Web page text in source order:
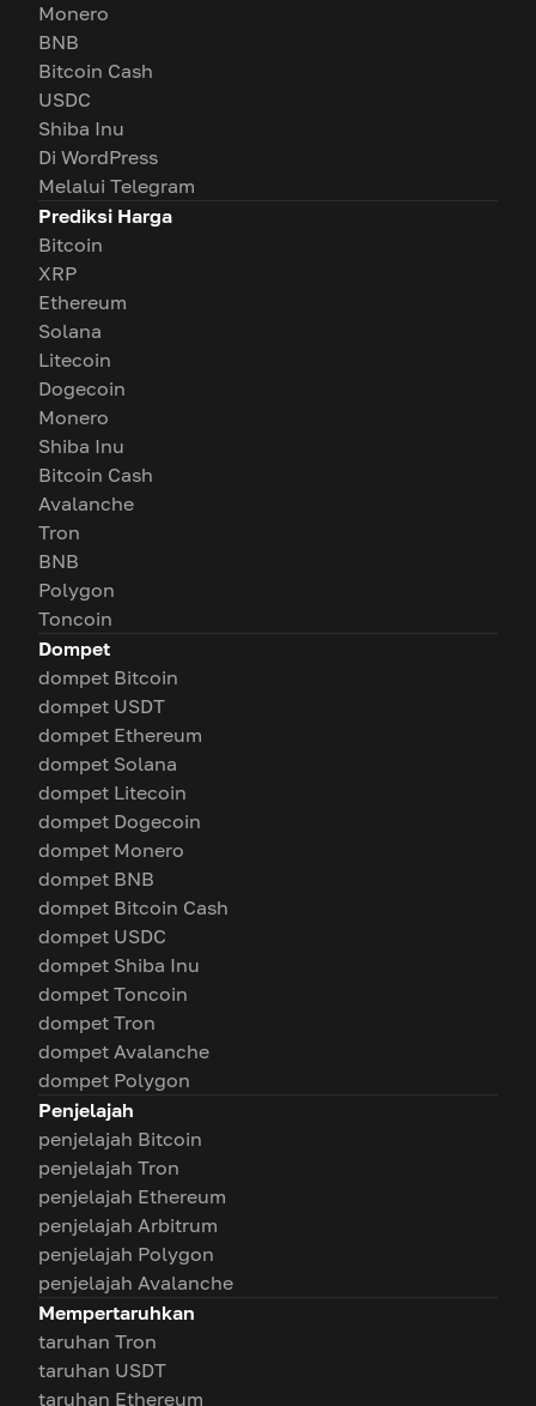
Monero
BNB
Bitcoin Cash
USDC
Shiba Inu
Di WordPress
Melalui Telegram
Prediksi Harga
Bitcoin
XRP
Ethereum
Solana
Litecoin
Dogecoin
Monero
Shiba Inu
Bitcoin Cash
Avalanche
Tron
BNB
Polygon
Toncoin
Dompet
dompet Bitcoin
dompet USDT
dompet Ethereum
dompet Solana
dompet Litecoin
dompet Dogecoin
dompet Monero
dompet BNB
dompet Bitcoin Cash
dompet USDC
dompet Shiba Inu
dompet Toncoin
dompet Tron
dompet Avalanche
dompet Polygon
Penjelajah
penjelajah Bitcoin
penjelajah Tron
penjelajah Ethereum
penjelajah Arbitrum
penjelajah Polygon
penjelajah Avalanche
Mempertaruhkan
taruhan Tron
taruhan USDT
taruhan Ethereum